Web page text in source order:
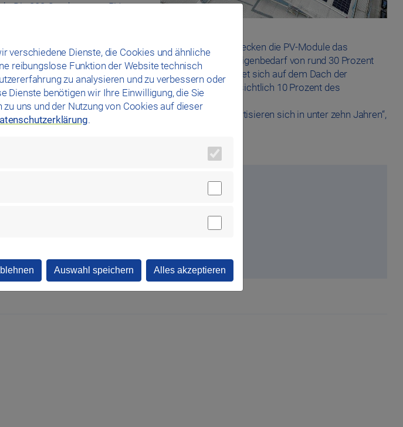
Die 303 Quadratmeter PV-
kWh Solarstrom im Jahr und
fertig: Mit einer Fläche von 3.706 Quadratmetern bedecken die PV-Module das
können so einen solaren Deckungsteil für unseren Eigenbedarf von rund 30 Prozent
401 Tonnen im Jahr. Die PV-Anlage im Westbad befindet sich auf dem Dach der
240.000 kWh Strom im Jahr erzeugt und so voraussichtlich 10 Prozent des
eine Million Euro investiert. Alle drei Anlagen amortisieren sich in unter zehn Jahren“,
verschiedene Dienste, die Cookies und ähnliche
reibungslose Funktion der Website technisch
zu analysieren und zu verbessern oder
Dienste benötigen wir Ihre Einwilligung, die Sie
uns und der Nutzung von Cookies auf dieser
.
Auswahl speichern Alles akzeptieren